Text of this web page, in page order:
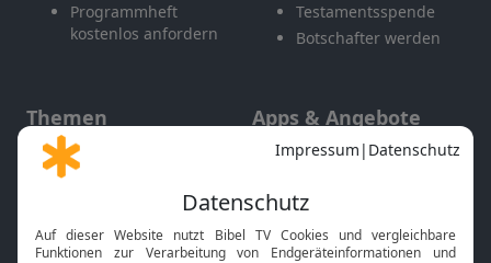
Programmheft
kostenlos anfordern
Testamentsspende
Botschafter werden
Themen
Gott und Bibel erklärt
Neuigkeiten
Apps & Angebote
Mobile App
Smart TV